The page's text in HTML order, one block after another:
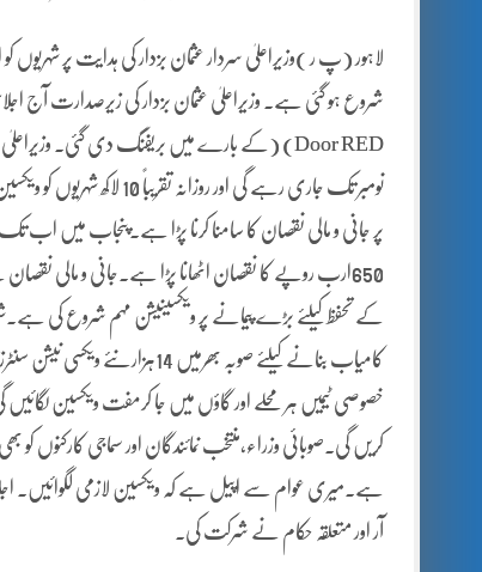
لاہور (پ ر )وزیراعلیٰ سردار عثمان بزدار کی ہدایت پر
نومبر تک جاری رہے گی اور
650ارب روپے کا نقصان اٹھانا پڑا ہے۔جانی و مالی
خصوصی ٹیمیں ہر محلے اور گاؤں میں جا کرمفت ویکسین لگائیں
کریں گی۔صوبائی وزراء،منتخب نمائندگان اور سماجی کارکنوں کو
ہے۔میری عوام سے اپیل ہے کہ ویکسین لازمی لگوائیں۔
آر اور متعلقہ حکام نے شرکت کی۔